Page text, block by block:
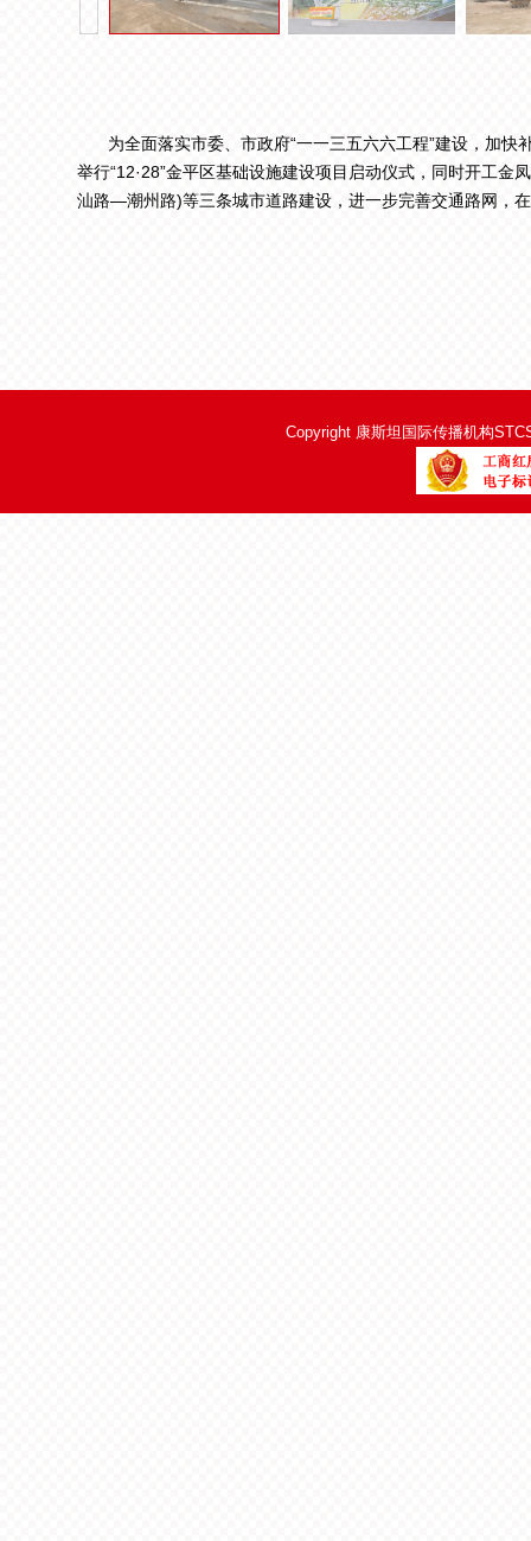
为全面落实市委、市政府“一一三五六六工程”建设，加
举行“12·28”金平区基础设施建设项目启动仪式，同时开工
汕路—潮州路)等三条城市道路建设，进一步完善交通路网，
Copyright 康斯坦国际传播机构